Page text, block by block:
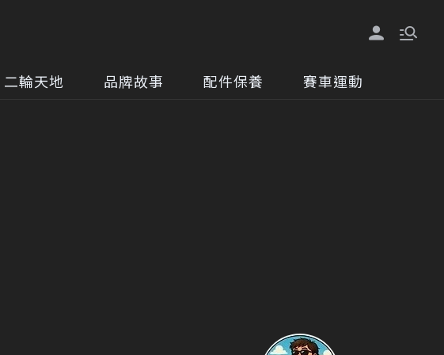
二輪天地 品牌故事 配件保養 賽車運動